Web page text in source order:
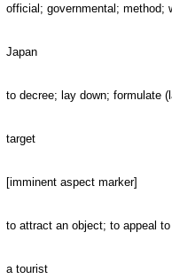
official; governmental; method;
Japan
to decree; lay down; formulate
target
[imminent aspect marker]
to attract an object; to appeal
a tourist